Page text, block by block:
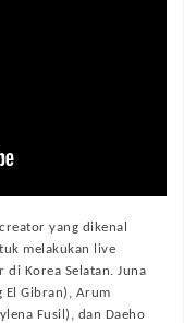
yang dikenal
melakukan live
di Korea Selatan. Juna
El Gibran), Arum
Fusil), dan Daeho